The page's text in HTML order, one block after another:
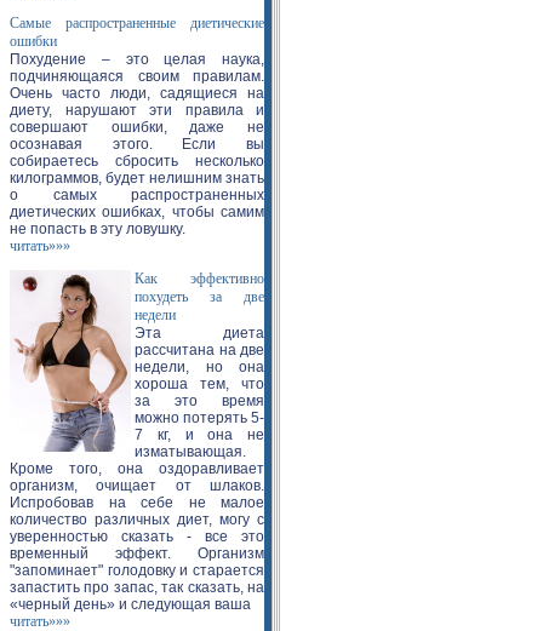
Самые распространенные диетические
ошибки
Похудение – это целая наука,
подчиняющаяся своим правилам.
Очень часто люди, садящиеся на
диету, нарушают эти правила и
совершают ошибки, даже не
осознавая этого. Если вы
собираетесь сбросить несколько
килограммов, будет нелишним знать
о самых распространенных
диетических ошибках, чтобы самим
не попасть в эту ловушку.
читать»»»
Как эффективно
похудеть за две
недели
Эта диета
рассчитана на две
недели, но она
хороша тем, что
за это время
можно потерять 5-
7 кг, и она не
изматывающая.
Кроме того, она оздоравливает
организм, очищает от шлаков.
Испробовав на себе не малое
количество различных диет, могу с
уверенностью сказать - все это
временный эффект. Организм
"запоминает" голодовку и старается
запастить про запас, так сказать, на
«черный день» и следующая ваша
читать»»»